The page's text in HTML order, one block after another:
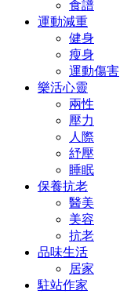
食譜
運動減重
健身
瘦身
運動傷害
樂活心靈
兩性
壓力
人際
紓壓
睡眠
保養抗老
醫美
美容
抗老
品味生活
居家
駐站作家